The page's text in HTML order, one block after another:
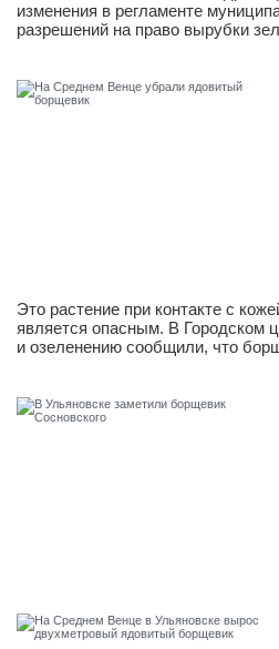
изменения в регламенте
разрешений на право вырубки
Это растение при контакте с
является опасным. В Городском
и озеленению сообщили, что